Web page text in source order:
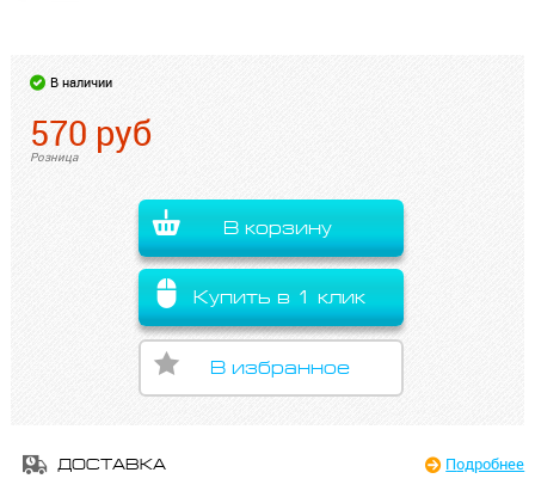
В наличии
570 руб
Розница
В корзину
Купить в 1 клик
В избранное
ДОСТАВКА Подробнее